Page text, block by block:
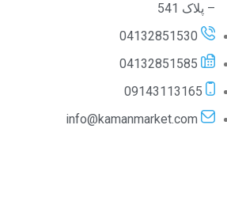
– پلاک 541
04132851530
04132851585
09143113165
info@kamanmarket.com